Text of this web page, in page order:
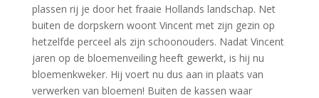
plassen rij je door het fraaie Hollands landschap. Net
buiten de dorpskern woont Vincent met zijn gezin op
hetzelfde perceel als zijn schoonouders. Nadat Vincent
jaren op de bloemenveiling heeft gewerkt, is hij nu
bloemenkweker. Hij voert nu dus aan in plaats van
verwerken van bloemen! Buiten de kassen waar